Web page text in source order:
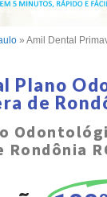
» Amil Dental
Plano
de
Rondônia